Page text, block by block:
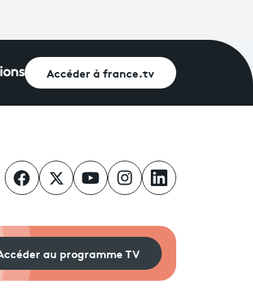
Accéder à france.tv
au programme TV